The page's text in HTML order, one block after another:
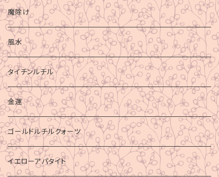
魔除け
風水
タイチンルチル
金運
ゴールドルチルクォーツ
イエローアパタイト